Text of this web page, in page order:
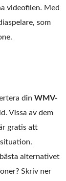
videofilen. Med
som
din WMV-
Vissa av dem
gratis att
alternativet
Skriv ner